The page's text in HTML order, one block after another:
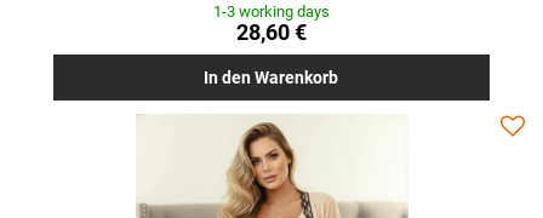
1-3 working days
28,60 €
In den Warenkorb